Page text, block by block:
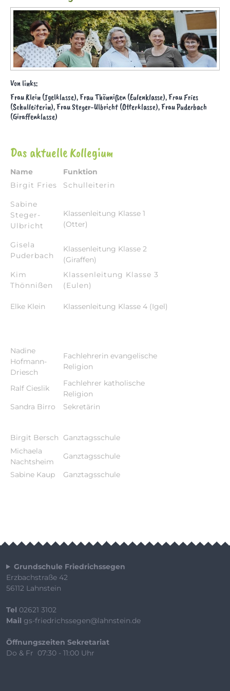
Von links:
Frau Klein (Igelklasse), Frau Thönnißen (Eulenklasse), Frau Fries
(Schulleiterin), Frau Steger-Ulbricht (Otterklasse), Frau Puderbach
(Giraffenklasse)
Das aktuelle Kollegium
Name
Funktion
Birgit Fries
Schulleiterin
Sabine
Steger-
Ulbricht
Klassenleitung Klasse 1
(Otter)
Gisela
Puderbach
Klassenleitung Klasse 2
(Giraffen)
Kim
Thönnißen
Klassenleitung Klasse 3
(Eulen)
Elke Klein Klassenleitung Klasse 4 (Igel)
Nadine
Hofmann-
Driesch
Fachlehrerin evangelische
Religion
Ralf Cieslik
Fachlehrer katholische
Religion
Sandra Birro
Sekretärin
Birgit Bersch
Ganztagsschule
Michaela
Nachtsheim
Ganztagsschule
Sabine Kaup
Ganztagsschule
Grundschule Friedrichssegen
Erzbachstraße 42
56112 Lahnstein
Tel 02621 3102
Mail gs-friedrichssegen@lahnstein.de
Öffnungszeiten Sekretariat
Do & Fr 07:30 - 11:00 Uhr